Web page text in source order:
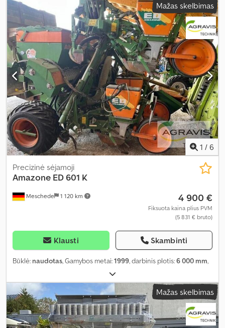
Mažas skelbimas
1 / 6
Meschede 1 120 km
Precizinė sėjamoji
Amazone ED 601 K
4 900 €
Fiksuota kaina plius PVM
(5 831 € bruto)
Klausti Skambinti
Būklė: naudotas, Gamybos metai:1999, darbinis plotis:6 000 mm,
Mažas skelbimas